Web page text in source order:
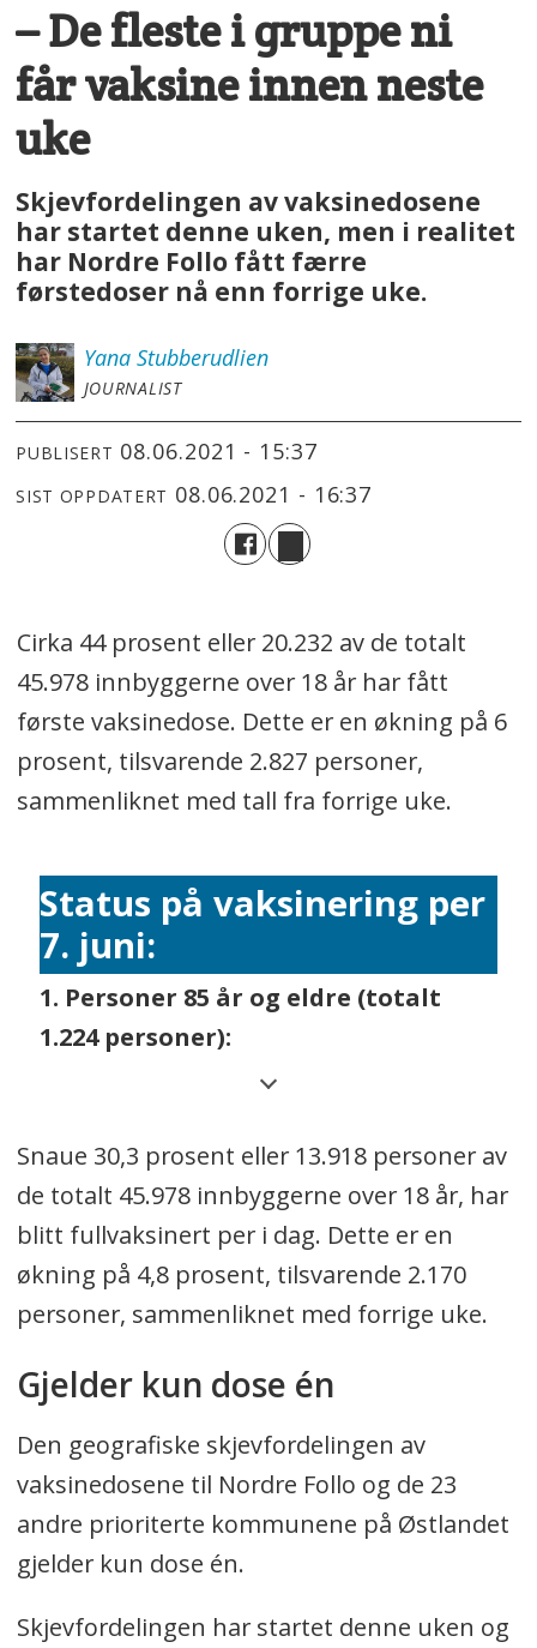
– De fleste i gruppe ni
får vaksine innen neste
uke
Skjevfordelingen av vaksinedosene
har startet denne uken, men i realitet
har Nordre Follo fått færre
førstedoser nå enn forrige uke.
Yana Stubberudlien
JOURNALIST
PUBLISERT 08.06.2021 - 15:37
SIST OPPDATERT 08.06.2021 - 16:37
Cirka 44 prosent eller 20.232 av de totalt
45.978 innbyggerne over 18 år har fått
første vaksinedose. Dette er en økning på 6
prosent, tilsvarende 2.827 personer,
sammenliknet med tall fra forrige uke.
Status på vaksinering per
7. juni:
1. Personer 85 år og eldre (totalt
1.224 personer):
90 % har fått dose to.
2. Personer 75-84 år (totalt 3.626
personer):
98 % har fått dose én
95 % har fått dose to.
3. Personer 65-74 år (totalt 5.486
personer):
94 % har fått dose én
73 % har fått dose to.
Snaue 30,3 prosent eller 13.918 personer av
de totalt 45.978 innbyggerne over 18 år, har
blitt fullvaksinert per i dag. Dette er en
økning på 4,8 prosent, tilsvarende 2.170
personer, sammenliknet med forrige uke.
Gjelder kun dose én
Den geografiske skjevfordelingen av
vaksinedosene til Nordre Follo og de 23
andre prioriterte kommunene på Østlandet
gjelder kun dose én.
Skjevfordelingen har startet denne uken og